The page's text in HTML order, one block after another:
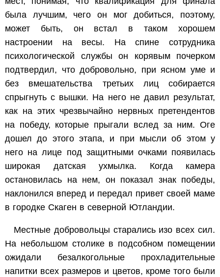
была лучшим, чего он мог добиться, поэтому,
может быть, он встал в таком хорошем
настроении на весы. На спине сотрудника
психологической службы он корявым почерком
подтвердил, что добровольно, при ясном уме и
без вмешательства третьих лиц собирается
спрыгнуть с вышки. На него не давил результат,
как на этих чрезвычайно нервных претендентов
на победу, которые прыгали вслед за ним. Оге
дошел до этого этапа, и при мысли об этом у
него на лице под защитными очками появилась
широкая датская ухмылка. Когда камера
остановилась на нем, он показал знак победы,
наклонился вперед и передал привет своей маме
в городке Скаген в северной Ютландии.
Местные добровольцы старались изо всех сил.
На небольшом столике в подсобном помещении
ожидали безалкогольные прохладительные
напитки всех размеров и цветов, кроме того были